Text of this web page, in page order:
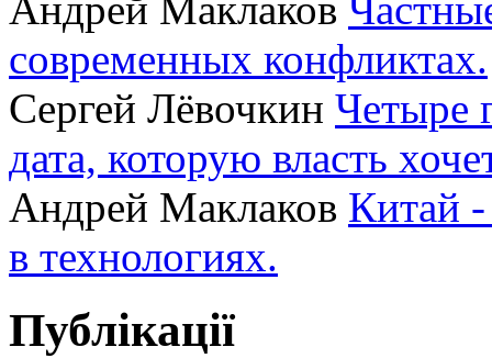
Андрей Маклаков
современных конфликтах.
Сергей Лёвочкин Четыре
дата, которую власть
Андрей Маклаков Китай
в технологиях.
Публікації